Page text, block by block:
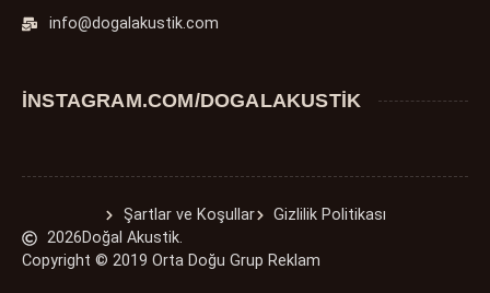
info@dogalakustik.com
INSTAGRAM.COM/DOGALAKUSTIK
Şartlar ve Koşullar
Gizlilik Politikası
2026Doğal Akustik.
Copyright © 2019 Orta Doğu Grup Reklam